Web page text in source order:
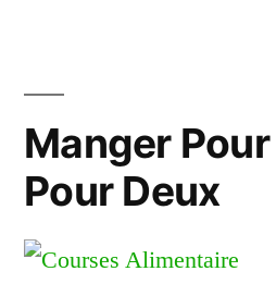
Manger
Pour Deux